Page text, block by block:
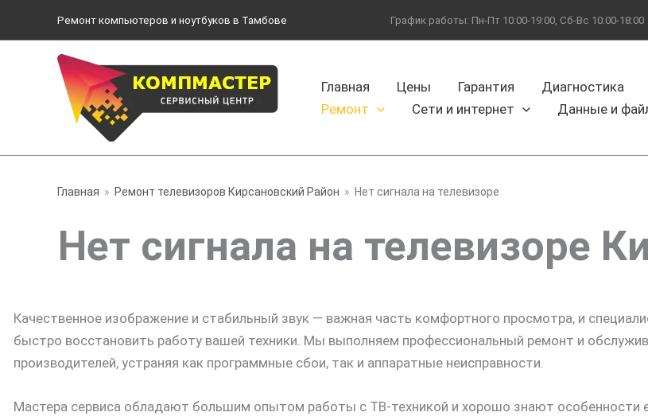
содержимому
Ремонт компьютеров и ноутбуков в Тамбове График работы: Пн-Пт 10:00-19:00, Сб-Вс 10:00-18:00
Главная Цены Гарантия Диагностика
Ремонт
Сети и интернет Данные и
Главная Ремонт телевизоров Кирсановский Район Нет сигнала на телевизоре
Нет сигнала на телевизоре
Качественное изображение и стабильный звук — важная часть комфортного просмотра, и
быстро восстановить работу вашей техники. Мы выполняем профессиональный ремонт и
производителей, устраняя как программные сбои, так и аппаратные неисправности.
Мастера сервиса обладают большим опытом работы с ТВ-техникой и хорошо знают особенности